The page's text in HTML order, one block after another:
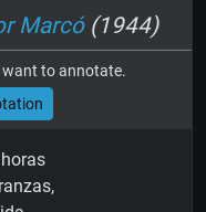
Marcó(1944)
want to annotate.